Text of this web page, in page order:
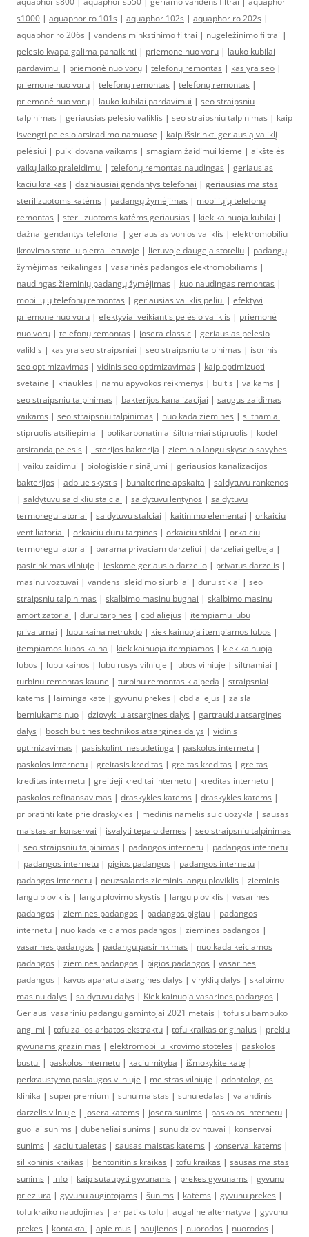
s1000 | aquaphor ro 101s | aquaphor 102s | aquaphor ro 202s |
aquaphor ro 206s | vandens minkstinimo filtrai | nugeležinimo filtrai |
pelesio kvapa galima panaikinti | priemone nuo voru | lauko kubilai
pardavimui | priemonė nuo vorų | telefonų remontas | kas yra seo |
priemone nuo voru | telefonų remontas | telefonų remontas |
priemonė nuo vorų | lauko kubilai pardavimui | seo straipsniu
talpinimas | geriausias pelėsio valiklis | seo straipsniu talpinimas | kaip
isvengti pelesio atsiradimo namuose | kaip išsirinkti geriausią valiklį
pelėsiui | puiki dovana vaikams | smagiam žaidimui kieme | aikštelės
vaikų laiko praleidimui | telefonų remontas naudingas | geriausias
kaciu kraikas | dazniausiai gendantys telefonai | geriausias maistas
sterilizuotoms katėms | padangų žymėjimas | mobiliųjų telefonų
remontas | sterilizuotoms katėms geriausias | kiek kainuoja kubilai |
dažnai gendantys telefonai | geriausias vonios valiklis | elektromobiliu
ikrovimo stoteliu pletra lietuvoje | lietuvoje daugeja stoteliu | padangų
žymėjimas reikalingas | vasarinės padangos elektromobiliams |
naudingas žieminių padangų žymėjimas | kuo naudingas remontas |
mobiliųjų telefonų remontas | geriausias valiklis peliui | efektyvi
priemone nuo voru | efektyviai veikiantis pelėsio valiklis | priemonė
nuo vorų | telefonų remontas | josera classic | geriausias pelesio
valiklis | kas yra seo straipsniai | seo straipsniu talpinimas | isorinis
seo optimizavimas | vidinis seo optimizavimas | kaip optimizuoti
svetaine | kriaukles | namu apyvokos reikmenys | buitis | vaikams |
seo straipsniu talpinimas | bakterijos kanalizacijai | saugus zaidimas
vaikams | seo straipsniu talpinimas | nuo kada ziemines | siltnamiai
stipruolis atsiliepimai | polikarbonatiniai šiltnamiai stipruolis | kodel
atsiranda pelesis | listerijos bakterija | zieminio langu skyscio savybes
| vaiku zaidimui | bioloģiskie risinājumi | geriausios kanalizacijos
bakterijos | adblue skystis | buhalterine apskaita | saldytuvu rankenos
| saldytuvu saldikliu stalciai | saldytuvu lentynos | saldytuvu
termoreguliatoriai | saldytuvu stalciai | kaitinimo elementai | orkaiciu
ventiliatoriai | orkaiciu duru tarpines | orkaiciu stiklai | orkaiciu
termoreguliatoriai | parama privaciam darzeliui | darzeliai gelbeja |
pasirinkimas vilniuje | ieskome geriausio darzelio | privatus darzelis |
masinu voztuvai | vandens isleidimo siurbliai | duru stiklai | seo
straipsniu talpinimas | skalbimo masinu bugnai | skalbimo masinu
amortizatoriai | duru tarpines | cbd aliejus | itempiamu lubu
privalumai | lubu kaina netrukdo | kiek kainuoja itempiamos lubos |
itempiamos lubos kaina | kiek kainuoja itempiamos | kiek kainuoja
lubos | lubu kainos | lubu rusys vilniuje | lubos vilniuje | siltnamiai |
turbinu remontas kaune | turbinu remontas klaipeda | straipsniai
katems | laiminga kate | gyvunu prekes | cbd aliejus | zaislai
berniukams nuo | dziovykliu atsargines dalys | gartraukiu atsargines
dalys | bosch buitines technikos atsargines dalys | vidinis
optimizavimas | pasiskolinti nesudėtinga | paskolos internetu |
paskolos internetu | greitasis kreditas | greitas kreditas | greitas
kreditas internetu | greitieji kreditai internetu | kreditas internetu |
paskolos refinansavimas | draskykles katems | draskykles katems |
pripratinti kate prie draskykles | medinis namelis su ciuozykla | sausas
maistas ar konservai | isvalyti tepalo demes | seo straipsniu talpinimas
| seo straipsniu talpinimas | padangos internetu | padangos internetu
| padangos internetu | pigios padangos | padangos internetu |
padangos internetu | neuzsalantis zieminis langu ploviklis | zieminis
langu ploviklis | langu plovimo skystis | langu ploviklis | vasarines
padangos | ziemines padangos | padangos pigiau | padangos
internetu | nuo kada keiciamos padangos | ziemines padangos |
vasarines padangos | padangu pasirinkimas | nuo kada keiciamos
padangos | ziemines padangos | pigios padangos | vasarines
padangos | kavos aparatu atsargines dalys | viryklių dalys | skalbimo
masinu dalys | saldytuvu dalys | Kiek kainuoja vasarines padangos |
Geriausi vasariniu padangu gamintojai 2021 metais | tofu su bambuko
anglimi | tofu zalios arbatos ekstraktu | tofu kraikas originalus | prekiu
gyvunams grazinimas | elektromobiliu ikrovimo stoteles | paskolos
bustui | paskolos internetu | kaciu mityba | išmokykite katę |
perkraustymo paslaugos vilniuje | meistras vilniuje | odontologijos
klinika | super premium | sunu maistas | sunu edalas | valandinis
darzelis vilniuje | josera katems | josera sunims | paskolos internetu |
guoliai sunims | dubeneliai sunims | sunu dziovintuvai | konservai
sunims | kaciu tualetas | sausas maistas katems | konservai katems |
silikoninis kraikas | bentonitinis kraikas | tofu kraikas | sausas maistas
sunims | info | kaip sutaupyti gyvunams | prekes gyvunams | gyvunu
prieziura | gyvunu augintojams | šunims | katėms | gyvunu prekes |
tofu kraiko naudojimas | ar patiks tofu | augalinė alternatyva | gyvunu
prekes | kontaktai | apie mus | naujienos | nuorodos | nuorodos |